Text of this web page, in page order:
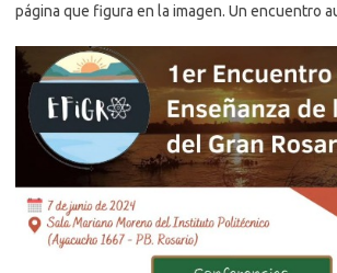
página que figura en la imagen. Un encuentro